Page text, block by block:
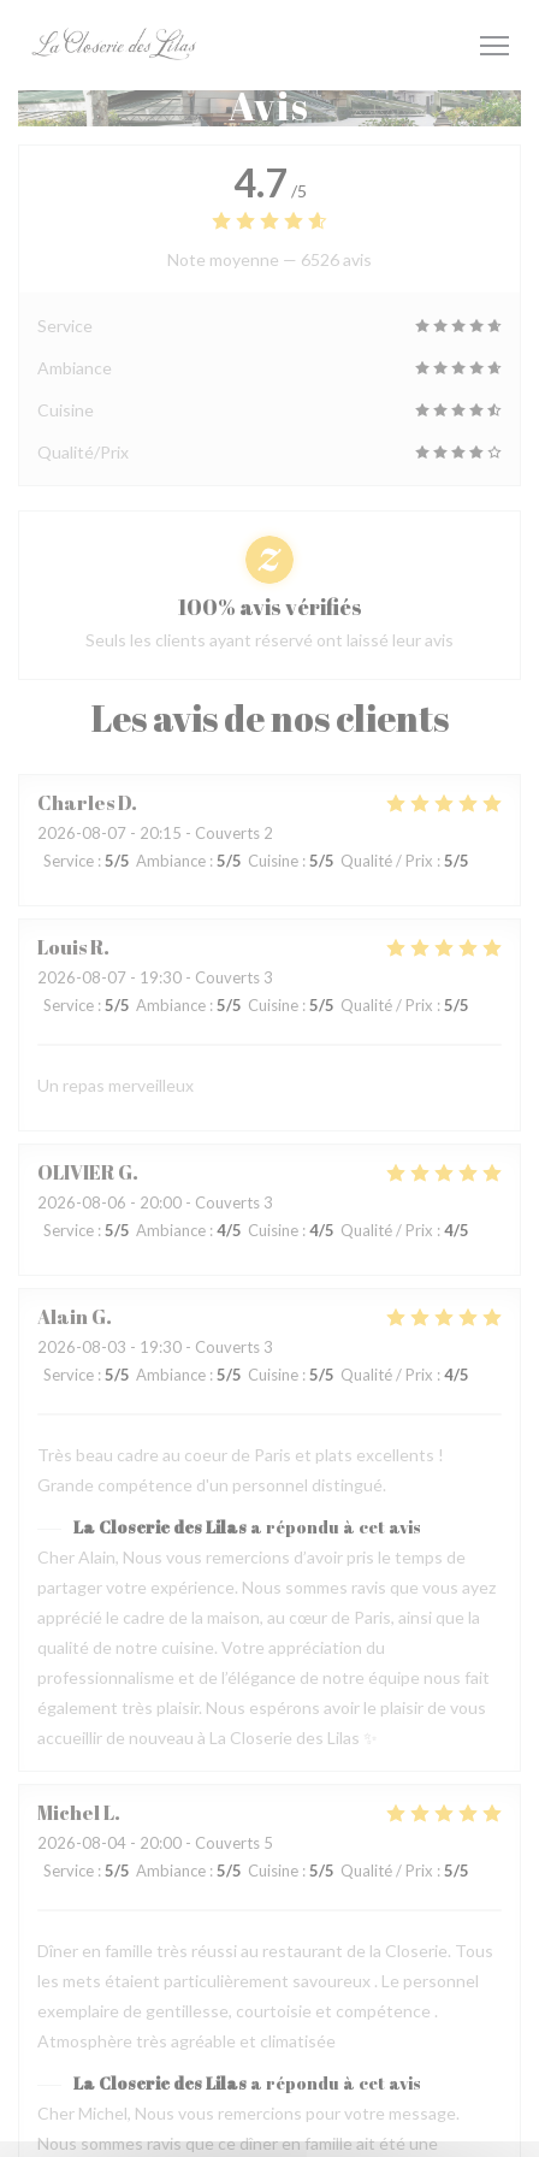
Avis
Les avis de nos clients
CharlesD
2026-08-07 - 20:15 - Couverts 2
Service : 5/5 Ambiance : 5/5 Cuisine : 5/5 Qualité / Prix : 5/5
LouisR
2026-08-07 - 19:30 - Couverts 3
Service : 5/5 Ambiance : 5/5 Cuisine : 5/5 Qualité / Prix : 5/5
Un repas merveilleux
OLIVIERG
2026-08-06 - 20:00 - Couverts 3
Service : 5/5 Ambiance : 4/5 Cuisine : 4/5 Qualité / Prix : 4/5
AlainG
2026-08-03 - 19:30 - Couverts 3
Service : 5/5 Ambiance : 5/5 Cuisine : 5/5 Qualité / Prix : 4/5
Très beau cadre au coeur de Paris et plats excellents !
Grande compétence d'un personnel distingué.
La Closerie des Lilas a répondu à cet avis
Cher Alain, Nous vous remercions d’avoir pris le temps de
partager votre expérience. Nous sommes ravis que vous ayez
apprécié le cadre de la maison, au cœur de Paris, ainsi que la
qualité de notre cuisine. Votre appréciation du
professionnalisme et de l’élégance de notre équipe nous fait
également très plaisir. Nous espérons avoir le plaisir de vous
accueillir de nouveau à La Closerie des Lilas ✨
MichelL
2026-08-04 - 20:00 - Couverts 5
Service : 5/5 Ambiance : 5/5 Cuisine : 5/5 Qualité / Prix : 5/5
Dîner en famille très réussi au restaurant de la Closerie. Tous
les mets étaient particulièrement savoureux . Le personnel
exemplaire de gentillesse, courtoisie et compétence .
Atmosphère très agréable et climatisée
La Closerie des Lilas a répondu à cet avis
Cher Michel, Nous vous remercions pour votre message.
Nous sommes ravis que ce dîner en famille ait été une
4.7 /5
Note moyenne — 6526 avis
Service
Ambiance
Cuisine
Qualité/Prix
100% avis vérifiés
Seuls les clients ayant réservé ont laissé leur avis